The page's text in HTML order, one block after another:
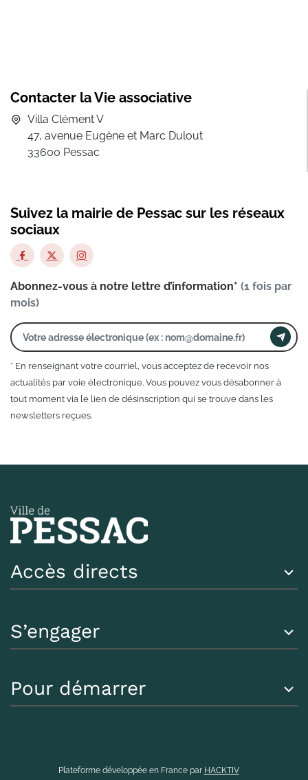
Contacter la Vie associative
Villa Clément V
47, avenue Eugène et Marc Dulout
33600 Pessac
Suivez la mairie de Pessac sur les réseaux
sociaux
Abonnez-vous à notre lettre d’information* (1 fois par
mois)
* En renseignant votre courriel, vous acceptez de recevoir nos
actualités par voie électronique. Vous pouvez vous désabonner à
tout moment via le lien de désinscription qui se trouve dans les
newsletters reçues.
Accès directs
S’engager
Pour démarrer
Plateforme développée en France par HACKTIV